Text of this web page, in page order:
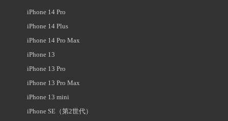
iPhone 14 Pro
iPhone 14 Plus
iPhone 14 Pro Max
iPhone 13
iPhone 13 Pro
iPhone 13 Pro Max
iPhone 13 mini
iPhone SE（第2世代）